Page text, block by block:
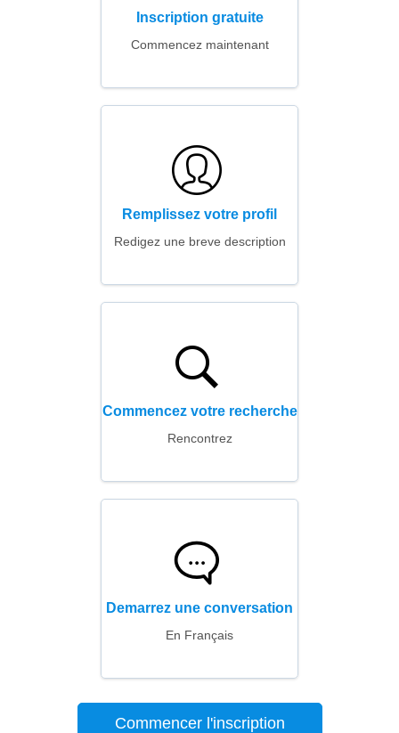
Inscription gratuite
Commencez maintenant
Remplissez votre profil
Redigez une breve description
Commencez votre recherche
Rencontrez
Demarrez une conversation
En Français
Commencer l'inscription